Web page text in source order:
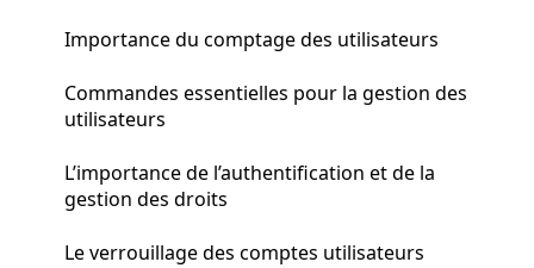
Importance du comptage des utilisateurs
Commandes essentielles pour la gestion des
utilisateurs
L’importance de l’authentification et de la
gestion des droits
Le verrouillage des comptes utilisateurs